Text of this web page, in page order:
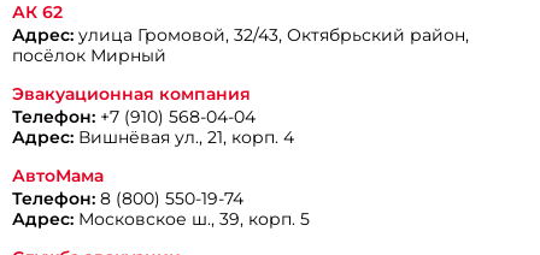
АК 62
Адрес: улица Громовой, 32/43, Октябрьский район,
посёлок Мирный
Эвакуационная компания
Телефон: +7 (910) 568-04-04
Адрес: Вишнёвая ул., 21, корп. 4
АвтоМама
Телефон: 8 (800) 550-19-74
Адрес: Московское ш., 39, корп. 5